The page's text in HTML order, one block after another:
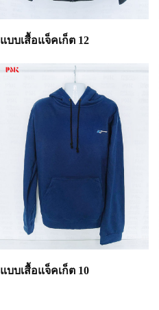
แบบเสื้อแจ็คเก็ต 12
แบบเสื้อแจ็คเก็ต 10